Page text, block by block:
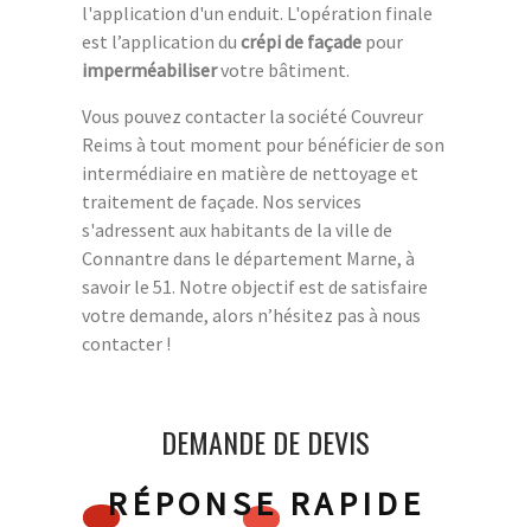
l'application d'un enduit. L'opération finale
est l’application du crépi de façade pour
imperméabiliservotre bâtiment.
Vous pouvez contacter la société Couvreur
Reims à tout moment pour bénéficier de son
intermédiaire en matière de nettoyage et
traitement de façade. Nos services
s'adressent aux habitants de la ville de
Connantre dans le département Marne, à
savoir le 51. Notre objectif est de satisfaire
votre demande, alors n’hésitez pas à nous
contacter !
DEMANDE DE DEVIS
RÉPONSE RAPIDE